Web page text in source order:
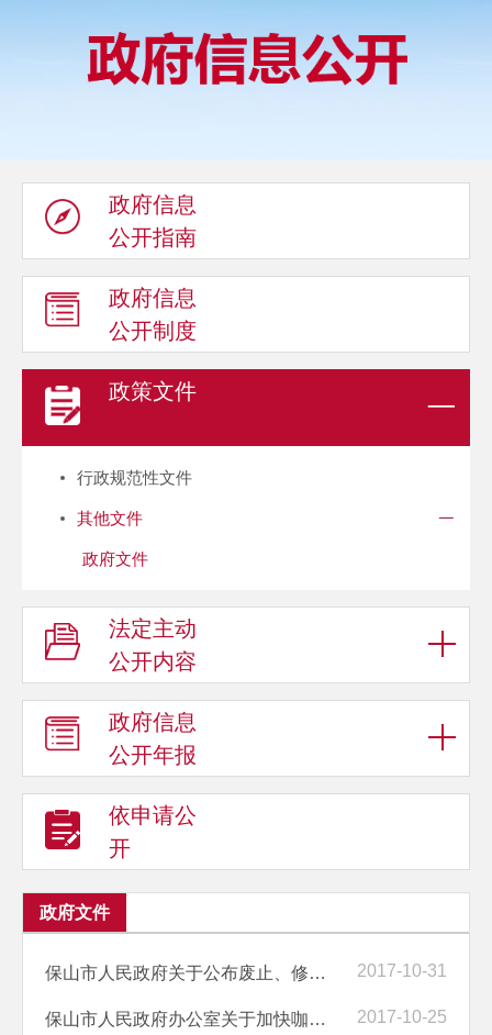
政府信息
公开指南
政府信息
公开制度
政策文件
行政规范性文件
其他文件
政府文件
法定主动
公开内容
政府信息
公开年报
依申请公
开
政府文件
保山市人民政府关于公布废止、修改和继续有效规范性文件目录的决定 2017-10-31
保山市人民政府办公室关于加快咖啡产业发展的意见 2017-10-25